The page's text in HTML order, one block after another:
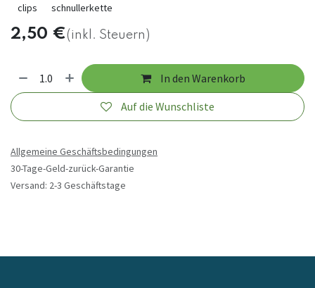
clips
schnullerkette
2,50 €(inkl. Steuern)
In den Warenkorb
Auf die Wunschliste
Allgemeine Geschäftsbedingungen
30-Tage-Geld-zurück-Garantie
Versand: 2-3 Geschäftstage